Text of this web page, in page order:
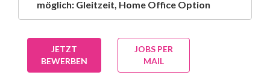
möglich: Gleitzeit, Home Office Option
JETZT
BEWERBEN
JOBS PER
MAIL